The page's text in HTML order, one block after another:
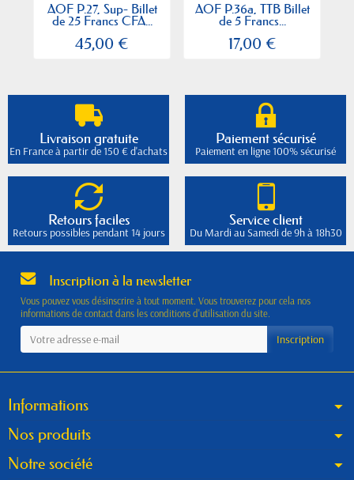
AOF P.27, Sup- Billet
de 25 Francs CFA...
45,00 €
AOF P.36a, TTB Billet
de 5 Francs...
17,00 €
Livraison gratuite
En France à partir de 150 € d'achats
Paiement sécurisé
Paiement en ligne 100% sécurisé
Retours faciles
Retours possibles pendant 14 jours
Service client
Du Mardi au Samedi de 9h à 18h30
Inscription à la newsletter
Vous pouvez vous désinscrire à tout moment. Vous trouverez pour cela nos
informations de contact dans les conditions d'utilisation du site.
Informations
Nos produits
Notre société